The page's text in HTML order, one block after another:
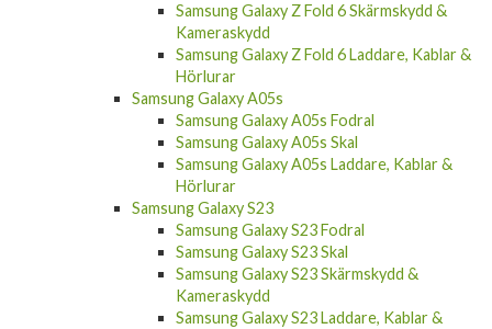
Samsung Galaxy Z Fold 6 Skärmskydd &
Kameraskydd
Samsung Galaxy Z Fold 6 Laddare, Kablar &
Hörlurar
Samsung Galaxy A05s
Samsung Galaxy A05s Fodral
Samsung Galaxy A05s Skal
Samsung Galaxy A05s Laddare, Kablar &
Hörlurar
Samsung Galaxy S23
Samsung Galaxy S23 Fodral
Samsung Galaxy S23 Skal
Samsung Galaxy S23 Skärmskydd &
Kameraskydd
Samsung Galaxy S23 Laddare, Kablar &